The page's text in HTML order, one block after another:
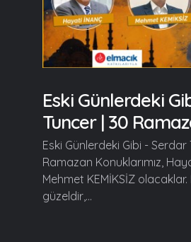
Eski Günlerdeki
Tuncer | 30
Eski Günlerdeki Gibi - Serdar
Ramazan Konuklarımız,
Mehmet KEMİKSİZ
güzeldir,...